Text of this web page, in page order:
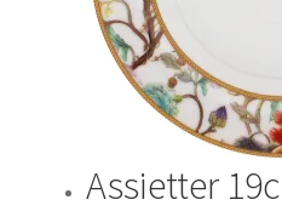
Assietter